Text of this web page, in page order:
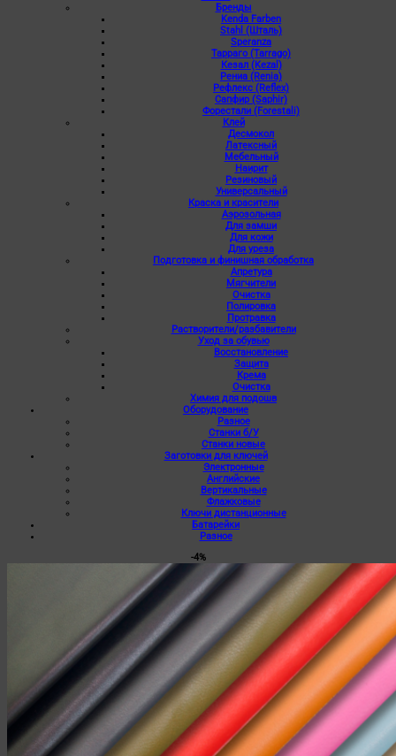
Бренды
Kenda Farben
Stahl (Шталь)
Speranza
Тарраго (Tarrago)
Кезал (Kezal)
Рениа (Renia)
Рефлекс (Reflex)
Сапфир (Saphir)
Форестали (Forestali)
Клей
Десмокол
Латексный
Мебельный
Наирит
Резиновый
Универсальный
Краска и красители
Аэрозольная
Для замши
Для кожи
Для уреза
Подготовка и финишная обработка
Апретура
Мягчители
Очистка
Полировка
Протравка
Растворители/разбавители
Уход за обувью
Восстановление
Защита
Крема
Очистка
Химия для подошв
Оборудование
Разное
Станки б/У
Станки новые
Заготовки для ключей
Электронные
Английские
Вертикальные
Флажковые
Ключи дистанционные
Батарейки
Разное
-4%